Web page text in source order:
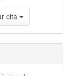
cita